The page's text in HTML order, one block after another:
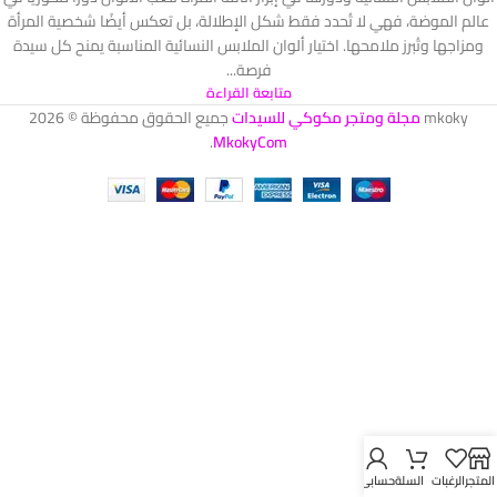
عالم الموضة، فهي لا تُحدد فقط شكل الإطلالة، بل تعكس أيضًا شخصية المرأة
ومزاجها وتُبرز ملامحها. اختيار ألوان الملابس النسائية المناسبة يمنح كل سيدة
فرصة...
متابعة القراءة
mkokyمجلة ومتجر مكوكي للسيداتجميع الحقوق محفوظة © 2026
MkokyCom
.
المتجرالرغبات السلةحسابي